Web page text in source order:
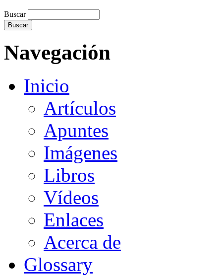
Buscar
Navegación
Inicio
Artículos
Apuntes
Imágenes
Libros
Vídeos
Enlaces
Acerca de
Glossary